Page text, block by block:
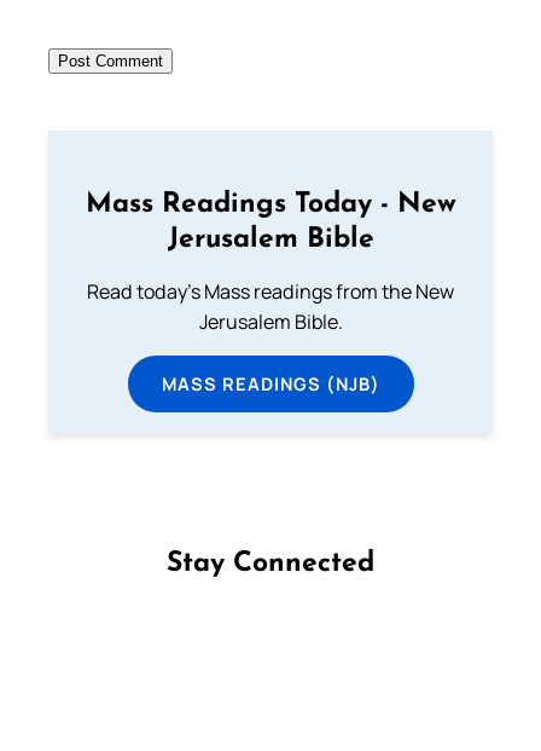
Mass Readings Today - New
Jerusalem Bible
Read today's Mass readings from the New
Jerusalem Bible.
MASS READINGS (NJB)
Stay Connected